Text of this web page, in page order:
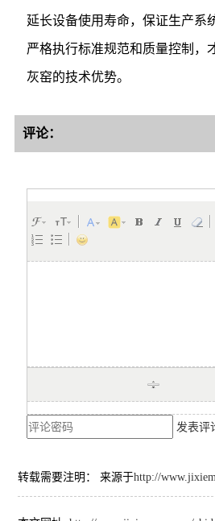
延长设备使用寿命，保证生产系
严格执行标准规范和质量控制，
灰窑的技术优势。
评论：
发表评
转载需要注明： 来源于http://